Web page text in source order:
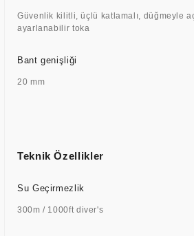
Güvenlik kilitli, üçlü katlamalı, düğmeyle
ayarlanabilir toka
Bant genişliği
20 mm
Teknik Özellikler
Su Geçirmezlik
300m / 1000ft diver's